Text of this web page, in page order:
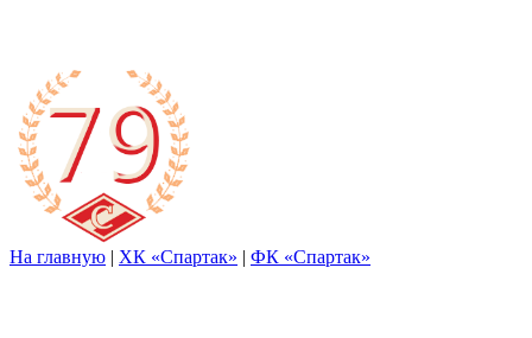
На главную | ХК «Спартак» | ФК «Спартак»